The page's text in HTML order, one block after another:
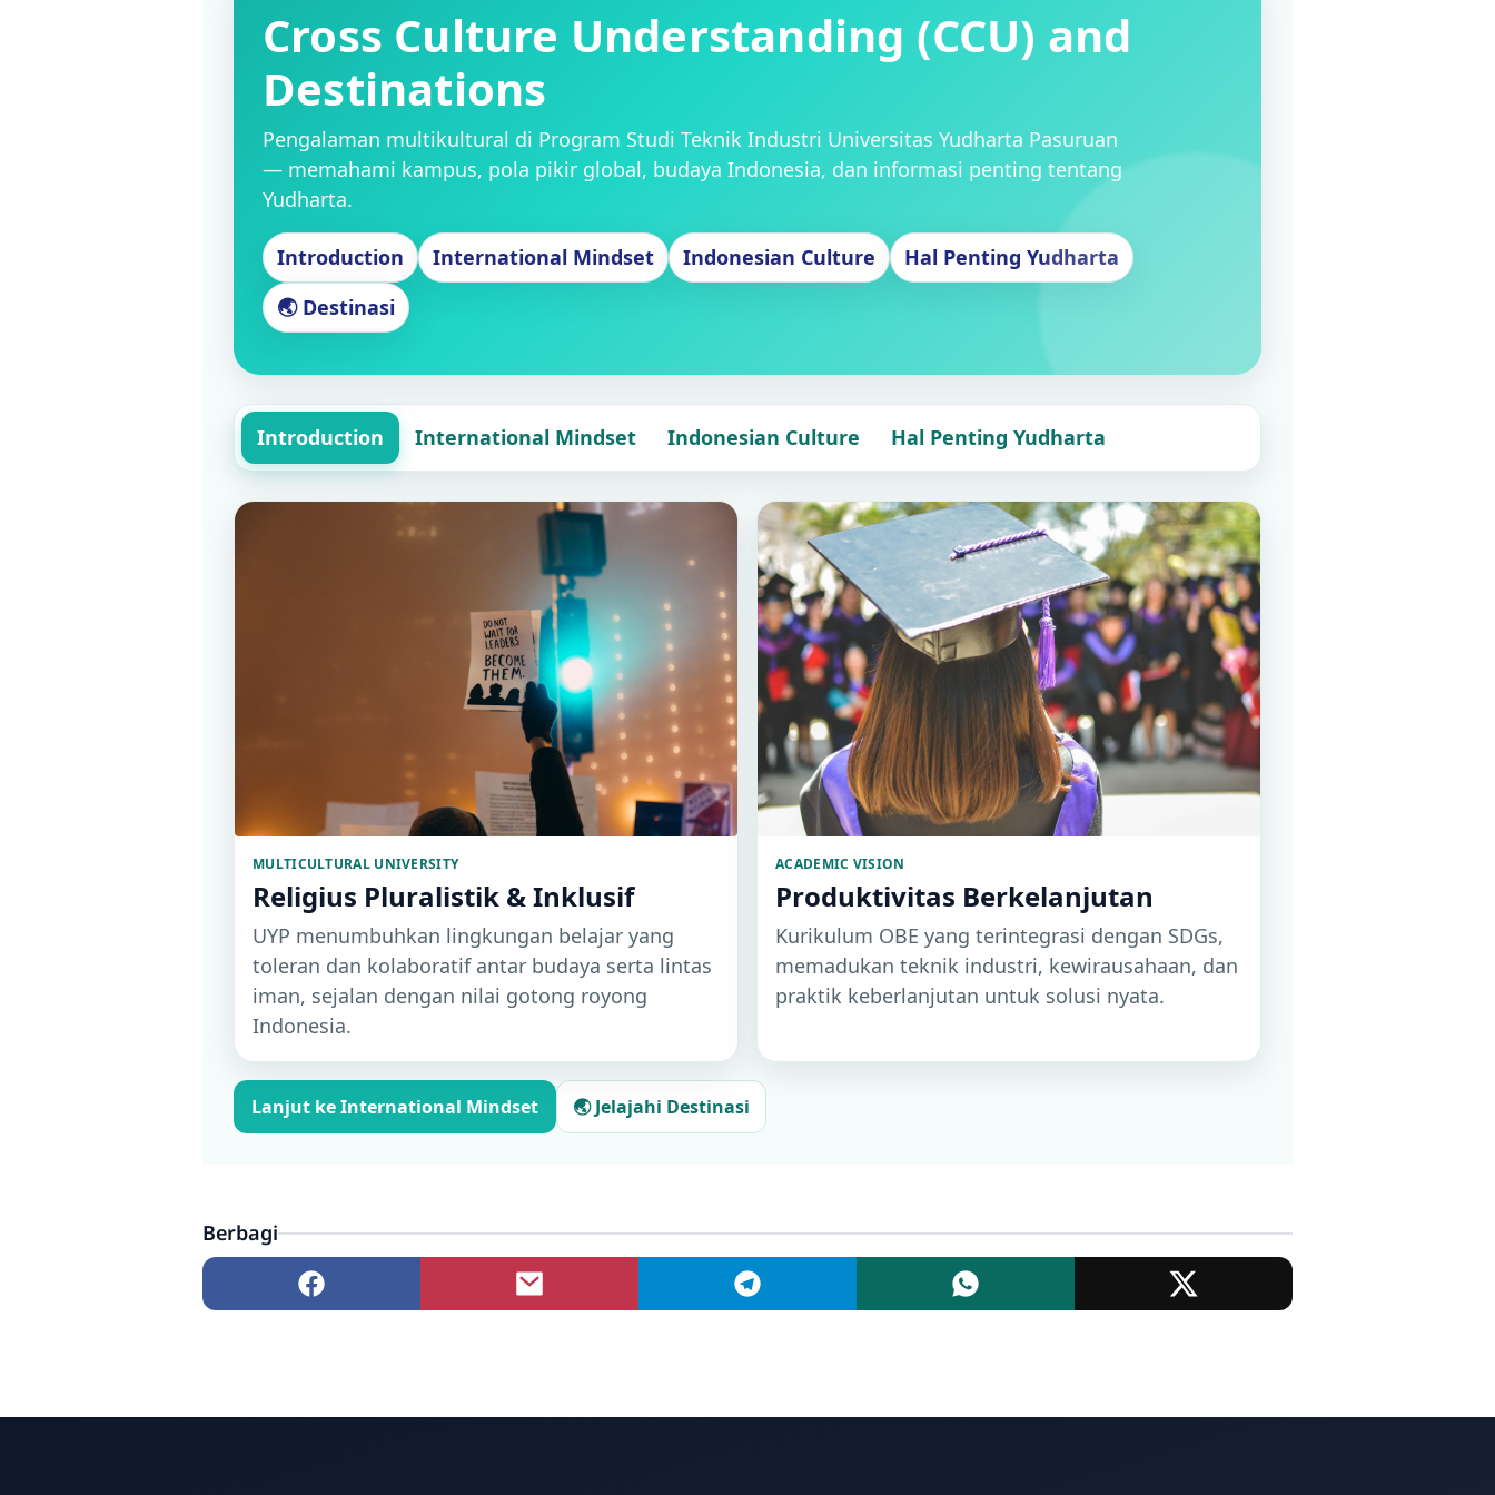
Cross Culture Understanding (CCU) and
Destinations
Pengalaman multikultural di Program Studi Teknik Industri Universitas Yudharta Pasuruan
— memahami kampus, pola pikir global, budaya Indonesia, dan informasi penting tentang
Yudharta.
Introduction International Mindset Indonesian Culture
Hal Penting Yudharta
🌏 Destinasi
Introduction International Mindset Indonesian Culture Hal Penting Yudharta
MULTICULTURAL UNIVERSITY
Religius Pluralistik & Inklusif
UYP menumbuhkan lingkungan belajar yang
toleran dan kolaboratif antar budaya serta lintas
iman, sejalan dengan nilai gotong royong
Indonesia.
ACADEMIC VISION
Produktivitas Berkelanjutan
Kurikulum OBE yang terintegrasi dengan SDGs,
memadukan teknik industri, kewirausahaan, dan
praktik keberlanjutan untuk solusi nyata.
Lanjut ke International Mindset 🌏 Jelajahi Destinasi
Berbagi